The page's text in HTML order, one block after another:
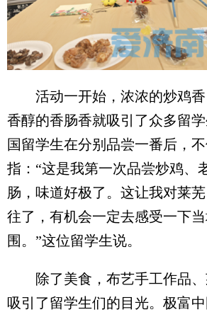
活动一开始，浓浓的炒鸡香
香醇的香肠香就吸引了众多留
国留学生在分别品尝一番后，
指：“这是我第一次品尝炒鸡、
肠，味道好极了。这让我对莱
往了，有机会一定去感受一下
围。”这位留学生说。
除了美食，布艺手工作品、
吸引了留学生们的目光。极富